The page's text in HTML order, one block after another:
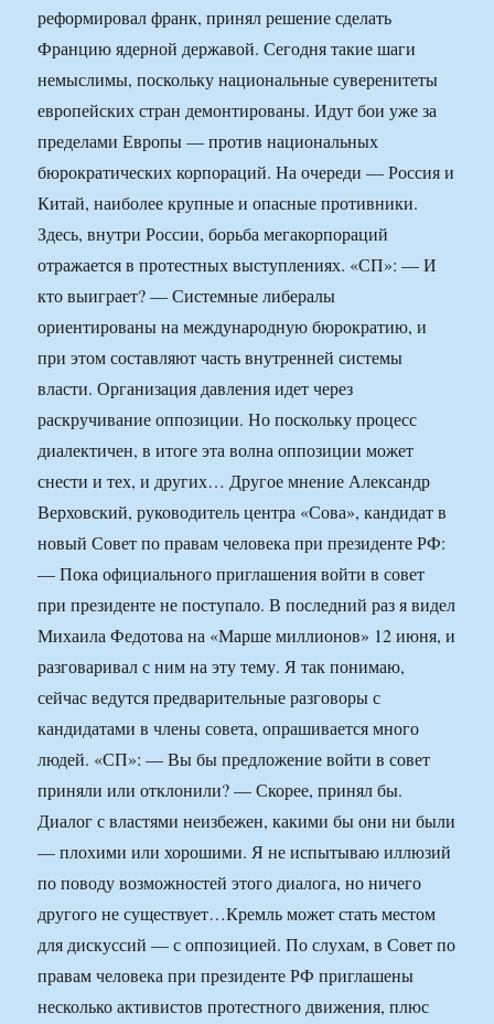
реформировал франк, принял решение сделать
Францию ядерной державой. Сегодня такие шаги
немыслимы, поскольку национальные суверенитеты
европейских стран демонтированы. Идут бои уже за
пределами Европы — против национальных
бюрократических корпораций. На очереди — Россия и
Китай, наиболее крупные и опасные противники.
Здесь, внутри России, борьба мегакорпораций
отражается в протестных выступлениях. «СП»: — И
кто выиграет? — Системные либералы
ориентированы на международную бюрократию, и
при этом составляют часть внутренней системы
власти. Организация давления идет через
раскручивание оппозиции. Но поскольку процесс
диалектичен, в итоге эта волна оппозиции может
снести и тех, и других… Другое мнение Александр
Верховский, руководитель центра «Сова», кандидат в
новый Совет по правам человека при президенте РФ:
— Пока официального приглашения войти в совет
при президенте не поступало. В последний раз я видел
Михаила Федотова на «Марше миллионов» 12 июня, и
разговаривал с ним на эту тему. Я так понимаю,
сейчас ведутся предварительные разговоры с
кандидатами в члены совета, опрашивается много
людей. «СП»: — Вы бы предложение войти в совет
приняли или отклонили? — Скорее, принял бы.
Диалог с властями неизбежен, какими бы они ни были
— плохими или хорошими. Я не испытываю иллюзий
по поводу возможностей этого диалога, но ничего
другого не существует…Кремль может стать местом
для дискуссий — с оппозицией. По слухам, в Совет по
правам человека при президенте РФ приглашены
несколько активистов протестного движения, плюс